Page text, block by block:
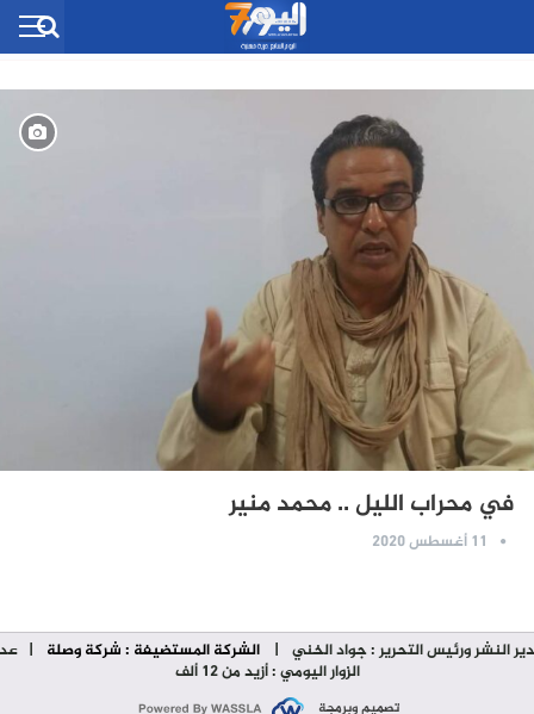
في محراب الليل .. محمد منير
11 أغسطس 2020
النشر ورئيس التحرير : جواد الخني | الشركة المستضيفة : شركة وصلة |
الزوار اليومي : أزيد من 12 ألف
تصميم وبرمجة